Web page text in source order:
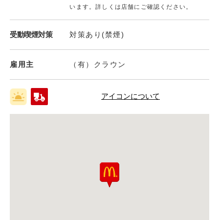
います。詳しくは店舗にご確認ください。
受動喫煙対策 対策あり(禁煙)
雇用主 （有）クラウン
アイコンについて